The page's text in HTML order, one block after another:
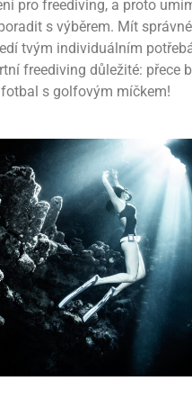
pro freediving, a proto
s výběrem. Mít
tvým individuálním
freediving důležité: přece
s golfovým míčkem!